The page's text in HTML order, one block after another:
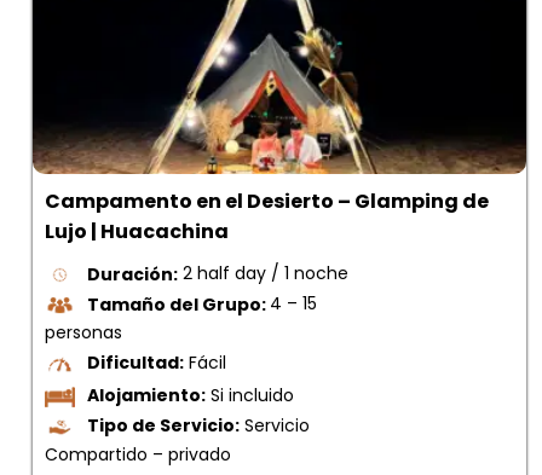
Campamento en el Desierto – Glamping de
Lujo | Huacachina
Duración: 2 half day / 1 noche
Tamaño del Grupo: 4 – 15
personas
Dificultad: Fácil
Alojamiento: Si incluido
Tipo de Servicio: Servicio
Compartido – privado